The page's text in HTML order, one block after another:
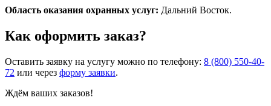
Область оказания охранных услуг: Дальний Восток.
Как оформить заказ?
Оставить заявку на услугу можно по телефону: 8 (800) 550-40-
72 или через форму заявки.
Ждём ваших заказов!